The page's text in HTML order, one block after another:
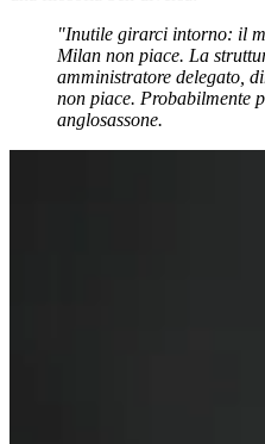
"Inutile girarci intorno: il
Milan non piace. La
amministratore delegato,
non piace. Probabilmente
anglosassone.